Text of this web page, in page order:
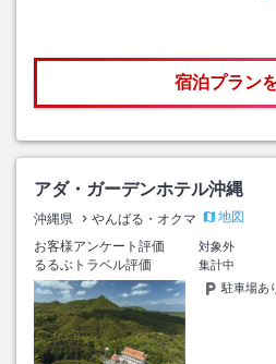
宿泊プラン
アダ・ガーデンホテル沖縄
沖縄県 やんばる・オクマ
地図
お客様アンケート評価
対象外
るるぶトラベル評価
集計中
駐車場あ